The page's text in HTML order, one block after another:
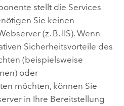
stellt die Services
Sie keinen
(z. B. IIS). Wenn
Sicherheitsvorteile des
(beispielsweise
oder
möchten, können Sie
in Ihre Bereitstellung